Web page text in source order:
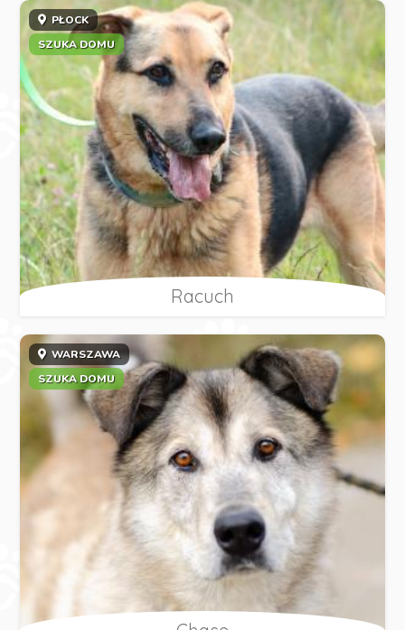
PŁOCK
SZUKA DOMU
Racuch
WARSZAWA
SZUKA DOMU